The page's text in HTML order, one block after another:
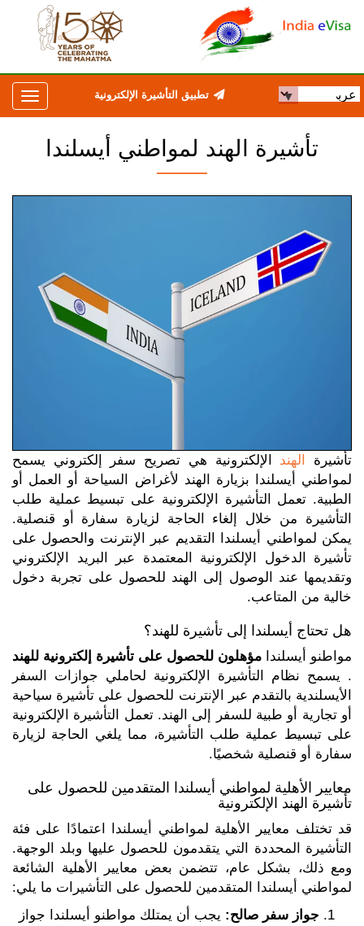
تطبيق التأشيرة الإلكترونية
تأشيرة الهند لمواطني أيسلندا
تأشيرة الهند الإلكترونية هي تصريح سفر إلكتروني يسمح
لمواطني أيسلندا بزيارة الهند لأغراض السياحة أو العمل أو
الطبية. تعمل التأشيرة الإلكترونية على تبسيط عملية طلب
التأشيرة من خلال إلغاء الحاجة لزيارة سفارة أو قنصلية.
يمكن لمواطني أيسلندا التقديم عبر الإنترنت والحصول على
تأشيرة الدخول الإلكترونية المعتمدة عبر البريد الإلكتروني
وتقديمها عند الوصول إلى الهند للحصول على تجربة دخول
خالية من المتاعب.
هل تحتاج أيسلندا إلى تأشيرة للهند؟
مواطنو أيسلندا مؤهلون للحصول على تأشيرة إلكترونية للهند
. يسمح نظام التأشيرة الإلكترونية لحاملي جوازات السفر
الأيسلندية بالتقدم عبر الإنترنت للحصول على تأشيرة سياحية
أو تجارية أو طبية للسفر إلى الهند. تعمل التأشيرة الإلكترونية
على تبسيط عملية طلب التأشيرة، مما يلغي الحاجة لزيارة
سفارة أو قنصلية شخصيًا.
معايير الأهلية لمواطني أيسلندا المتقدمين للحصول على
تأشيرة الهند الإلكترونية
قد تختلف معايير الأهلية لمواطني أيسلندا اعتمادًا على فئة
التأشيرة المحددة التي يتقدمون للحصول عليها وبلد الوجهة.
ومع ذلك، بشكل عام، تتضمن بعض معايير الأهلية الشائعة
لمواطني أيسلندا المتقدمين للحصول على التأشيرات ما يلي:
جواز سفر صالح: يجب أن يمتلك مواطنو أيسلندا جواز